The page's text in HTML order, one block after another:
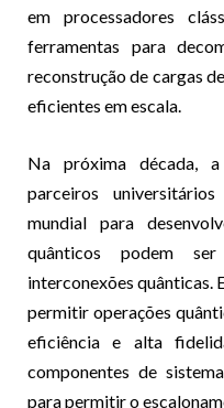
em processadores
ferramentas para
reconstrução de cargas
eficientes em escala.
Na próxima década,
parceiros
mundial para
quânticos podem
interconexões
permitir operações
eficiência e alta
componentes de
para permitir o